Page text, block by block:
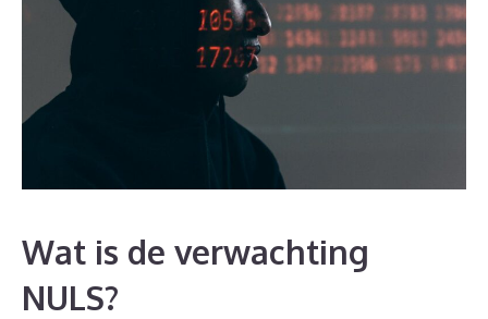
Wat is de verwachting
NULS?